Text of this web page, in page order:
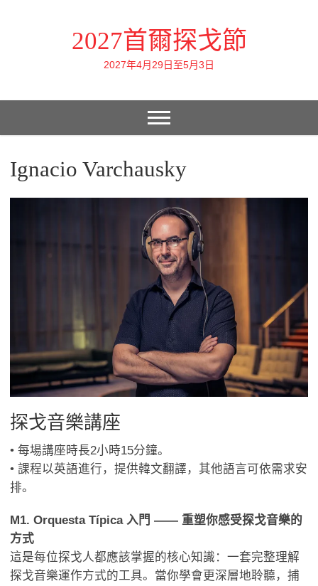
2027首爾探戈節
2027年4月29日至5月3日
Ignacio Varchausky
探戈音樂講座
• 每場講座時長2小時15分鐘。
• 課程以英語進行，提供韓文翻譯，其他語言可依需求安
排。
M1. Orquesta Típica 入門 —— 重塑你感受探戈音樂的
方式
這是每位探戈人都應該掌握的核心知識：一套完整理解
探戈音樂運作方式的工具。當你學會更深層地聆聽，捕